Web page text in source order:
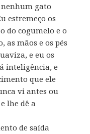
nenhum gato
estremeço os
do cogumelo e o
as mãos e os pés
e eu os
inteligência, e
que ele
vi antes ou
lhe dê a
de saída